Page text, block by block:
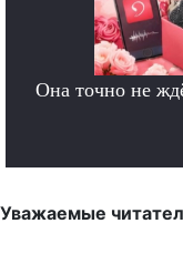
Она точно не
Уважаемые